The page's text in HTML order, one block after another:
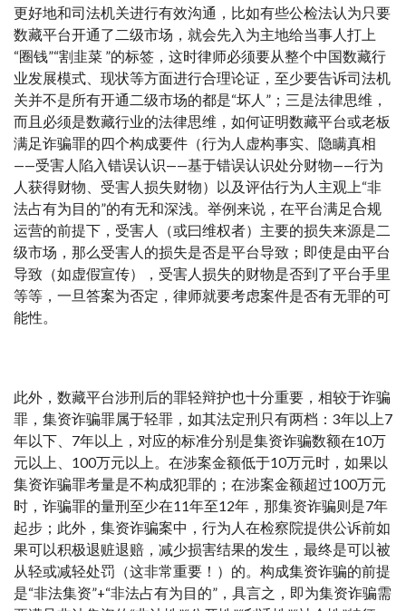
更好地和司法机关进行有效沟通，比如有些公检法认为只要
数藏平台开通了二级市场，就会先入为主地给当事人打上
“圈钱”“割韭菜 ”的标签，这时律师必须要从整个中国数藏行
业发展模式、现状等方面进行合理论证，至少要告诉司法机
关并不是所有开通二级市场的都是“坏人”；三是法律思维，
而且必须是数藏行业的法律思维，如何证明数藏平台或老板
满足诈骗罪的四个构成要件（行为人虚构事实、隐瞒真相
——受害人陷入错误认识——基于错误认识处分财物——行为
人获得财物、受害人损失财物）以及评估行为人主观上“非
法占有为目的”的有无和深浅。举例来说，在平台满足合规
运营的前提下，受害人（或曰维权者）主要的损失来源是二
级市场，那么受害人的损失是否是平台导致；即使是由平台
导致（如虚假宣传），受害人损失的财物是否到了平台手里
等等，一旦答案为否定，律师就要考虑案件是否有无罪的可
能性。
此外，数藏平台涉刑后的罪轻辩护也十分重要，相较于诈骗
罪，集资诈骗罪属于轻罪，如其法定刑只有两档：3年以上7
年以下、7年以上，对应的标准分别是集资诈骗数额在10万
元以上、100万元以上。在涉案金额低于10万元时，如果以
集资诈骗罪考量是不构成犯罪的；在涉案金额超过100万元
时，诈骗罪的量刑至少在11年至12年，那集资诈骗则是7年
起步；此外，集资诈骗案中，行为人在检察院提供公诉前如
果可以积极退赃退赔，减少损害结果的发生，最终是可以被
从轻或减轻处罚（这非常重要！）的。构成集资诈骗的前提
是“非法集资”+“非法占有为目的”，具言之，即为集资诈骗需